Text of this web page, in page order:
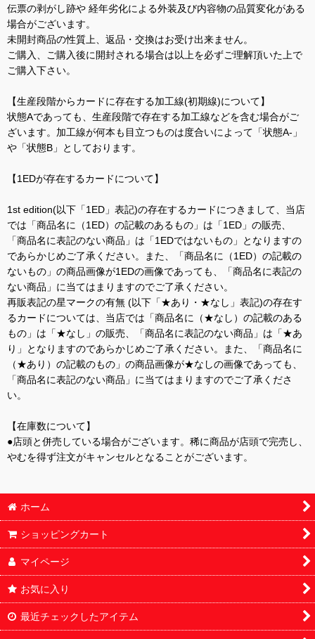
伝票の剥がし跡や 経年劣化による外装及び内容物の品質変化がある
場合がございます。
未開封商品の性質上、返品・交換はお受け出来ません。
ご購入、ご購入後に開封される場合は以上を必ずご理解頂いた上で
ご購入下さい。
【生産段階からカードに存在する加工線(初期線)について】
状態Aであっても、生産段階で存在する加工線などを含む場合がご
ざいます。加工線が何本も目立つものは度合いによって「状態A-」
や「状態B」としております。
【1EDが存在するカードについて】
1st edition(以下「1ED」表記)の存在するカードにつきまして、当店
では「商品名に（1ED）の記載のあるもの」は「1ED」の販売、
「商品名に表記のない商品」は「1EDではないもの」となりますの
であらかじめご了承ください。また、「商品名に（1ED）の記載の
ないもの」の商品画像が1EDの画像であっても、「商品名に表記の
ない商品」に当てはまりますのでご了承ください。
再販表記の星マークの有無 (以下「★あり・★なし」表記)の存在す
るカードについては、当店では「商品名に（★なし）の記載のある
もの」は「★なし」の販売、「商品名に表記のない商品」は「★あ
り」となりますのであらかじめご了承ください。また、「商品名に
（★あり）の記載のもの」の商品画像が★なしの画像であっても、
「商品名に表記のない商品」に当てはまりますのでご了承くださ
い。
【在庫数について】
●店頭と併売している場合がございます。稀に商品が店頭で完売し、
やむを得ず注文がキャンセルとなることがございます。
ホーム
ショッピングカート
マイページ
お気に入り
最近チェックしたアイテム